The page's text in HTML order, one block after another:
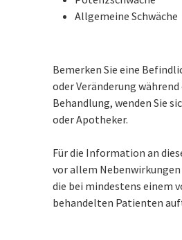
Allgemeine Schwäche
Bemerken Sie eine
oder Veränderung während
Behandlung, wenden Sie
oder Apotheker.
Für die Information an
vor allem
die bei mindestens einem
behandelten Patienten